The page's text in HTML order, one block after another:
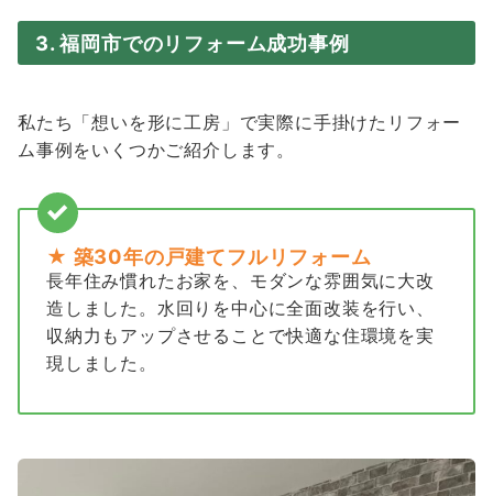
3. 福岡市でのリフォーム成功事例
私たち「想いを形に工房」で実際に手掛けたリフォー
ム事例をいくつかご紹介します。
★ 築30年の戸建てフルリフォーム
長年住み慣れたお家を、モダンな雰囲気に大改
造しました。水回りを中心に全面改装を行い、
収納力もアップさせることで快適な住環境を実
現しました。